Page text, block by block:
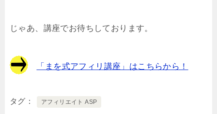
じゃあ、講座でお待ちしております。
「まを式アフィリ講座」はこちらから！
タグ アフィリエイト ASP